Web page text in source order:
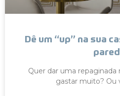
Dê um “up” na sua
Quer dar uma repaginada
gastar muito? Ou